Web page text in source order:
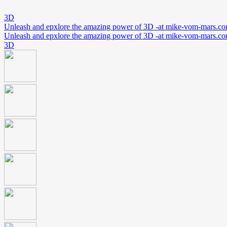
3D
Unleash and epxlore the amazing power of 3D -at mike-vom-
Unleash and epxlore the amazing power of 3D -at mike-vom-
3D